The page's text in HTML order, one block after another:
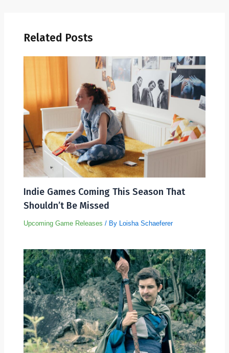
Related Posts
Indie Games Coming This Season That
Shouldn’t Be Missed
Upcoming Game Releases / By Loisha Schaeferer